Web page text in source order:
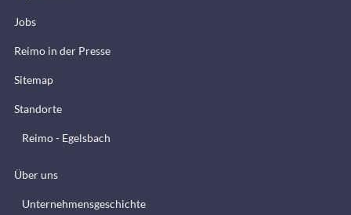
Jobs
Reimo in der Presse
Sitemap
Standorte
Reimo - Egelsbach
Über uns
Unternehmensgeschichte